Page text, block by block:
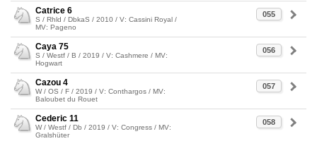
055
Catrice 6
S / Rhld / DbkaS / 2010 / V: Cassini Royal /
MV: Pageno
056
Caya 75
S / Westf / B / 2019 / V: Cashmere / MV:
Hogwart
057
Cazou 4
W / OS / F / 2019 / V: Conthargos / MV:
Baloubet du Rouet
058
Cederic 11
W / Westf / Db / 2019 / V: Congress / MV:
Gralshüter